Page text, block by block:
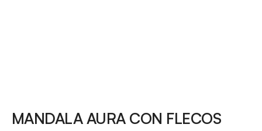
MANDALA AURA CON FLECOS